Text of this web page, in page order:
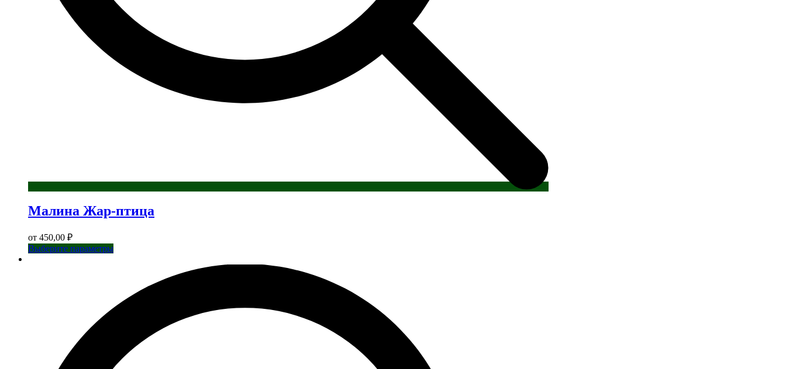
Малина Жар-птица
от 450,00 ₽
Выберите параметрыЭтот
вариаций.
Опции
можно
странице
товара.